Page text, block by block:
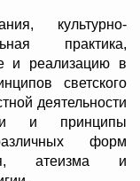
культурно-
практика,
и реализацию в
светского
деятельности
и принципы
форм
атеизма и